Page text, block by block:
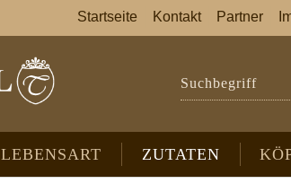
Suchbegriff
LEBENSART ZUTATEN
Startseite Kontakt Partner